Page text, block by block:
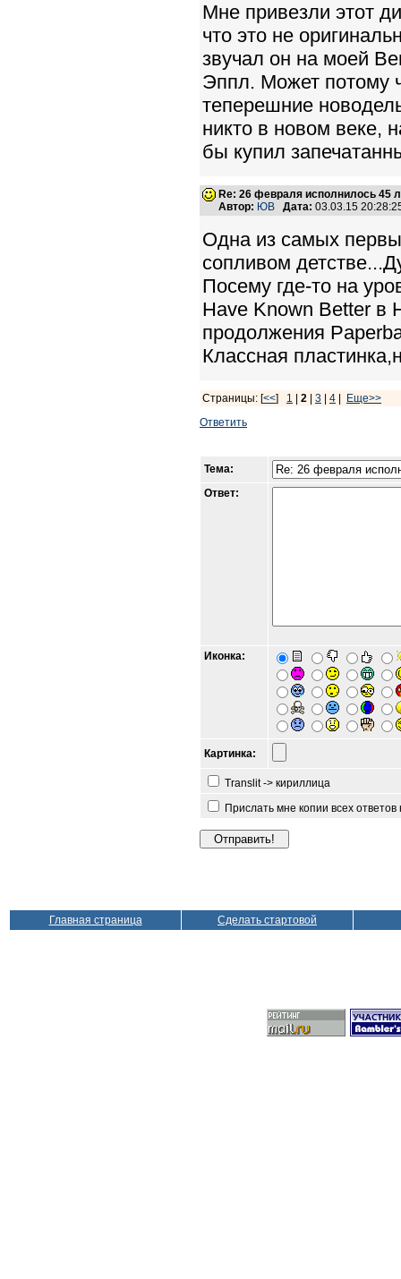
Мне привезли этот
что это не
звучал он на моей
Эппл. Может потому
теперешние
никто в новом веке,
бы купил
Re: 26 февраля исполнилось 45
Автор: ЮВ Дата: 03.03.15
Одна из самых
сопливом
Посему где-то на
Нave Known Better в
продолжения
Классная
Страницы: [<<] 1 2 3 4
Еще>>
Ответить
Тема:
Ответ:
Иконка:
Картинка:
Translit -> кириллица
Прислать мне копии всех
Главная страница Сделать стартовой